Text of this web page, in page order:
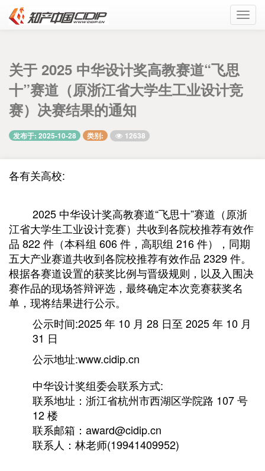
关于 2025 中华设计奖高教赛道“飞思
十”赛道（原浙江省大学生工业设计竞
赛）决赛结果的通知
发布于: 2025-10-28 类别: 12638
各有关高校:
2025 中华设计奖高教赛道“飞思十”赛道（原浙
江省大学生工业设计竞赛）共收到各院校推荐有效作
品 822 件（本科组 606 件，高职组 216 件），同期
五大产业赛道共收到各院校推荐有效作品 2329 件。
根据各赛道设置的获奖比例与晋级规则，以及入围决
赛作品的现场答辩评选，最终确定本次竞赛获奖名
单，现将结果进行公示。
公示时间:2025 年 10 月 28 日至 2025 年 10 月
31 日
公示地址:www.cidip.cn
中华设计奖组委会联系方式:
联系地址：浙江省杭州市西湖区学院路 107 号
12 楼
联系邮箱：award@cidip.cn
联系人：林老师(19941409952)